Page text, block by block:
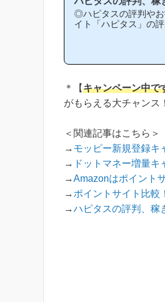
◎ハピタスの評判や
イト「ハピタス」の
指しており、おかげ
への新規登録はほん
め...
＊【キャンペーン中で
がもらえる大チャンス
＜関連記事はこちら＞
→ モッピー新規登録キ
→ ドットマネー増量キ
→Amazonはポイント
→ ポイントサイト比較
→ハピタスの評判、稼